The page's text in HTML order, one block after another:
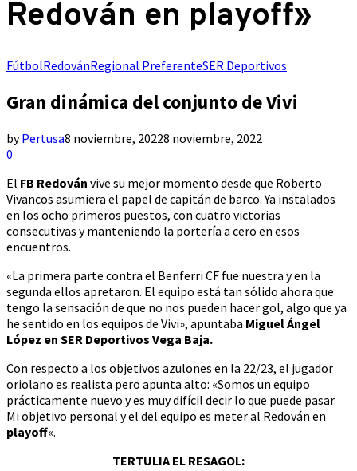
Redován en playoff»
FútbolRedovánRegional PreferenteSER Deportivos
Gran dinámica del conjunto de Vivi
byPertusa8 noviembre, 20228 noviembre, 2022
0
El FB Redován vive su mejor momento desde que Roberto
Vivancos asumiera el papel de capitán de barco. Ya instalados
en los ocho primeros puestos, con cuatro victorias
consecutivas y manteniendo la portería a cero en esos
encuentros.
«La primera parte contra el Benferri CF fue nuestra y en la
segunda ellos apretaron. El equipo está tan sólido ahora que
tengo la sensación de que no nos pueden hacer gol, algo que ya
he sentido en los equipos de Vivi», apuntaba Miguel Ángel
López en SER Deportivos Vega Baja.
Con respecto a los objetivos azulones en la 22/23, el jugador
oriolano es realista pero apunta alto: «Somos un equipo
prácticamente nuevo y es muy difícil decir lo que puede pasar.
Mi objetivo personal y el del equipo es meter al Redován en
playoff«.
TERTULIA EL RESAGOL: